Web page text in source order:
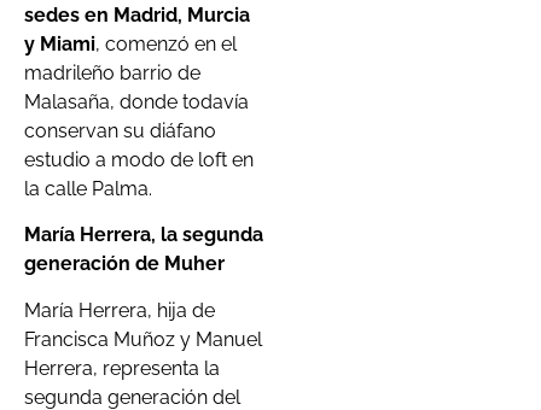
sedes en Madrid, Murcia
y Miami, comenzó en el
madrileño barrio de
Malasaña, donde todavía
conservan su diáfano
estudio a modo de loft en
la calle Palma.
María Herrera, la segunda
generación de Muher
María Herrera, hija de
Francisca Muñoz y Manuel
Herrera, representa la
segunda generación del